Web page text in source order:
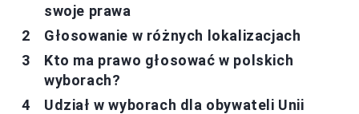
swoje prawa
Głosowanie w różnych lokalizacjach
Kto ma prawo głosować w polskich
wyborach?
Udział w wyborach dla obywateli Unii